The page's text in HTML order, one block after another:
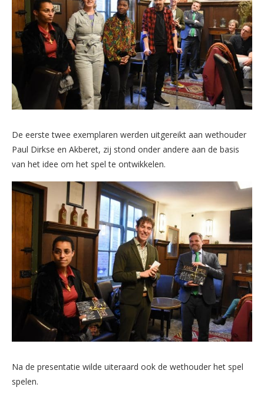
De eerste twee exemplaren werden uitgereikt aan wethouder
Paul Dirkse en Akberet, zij stond onder andere aan de basis
van het idee om het spel te ontwikkelen.
Na de presentatie wilde uiteraard ook de wethouder het spel
spelen.